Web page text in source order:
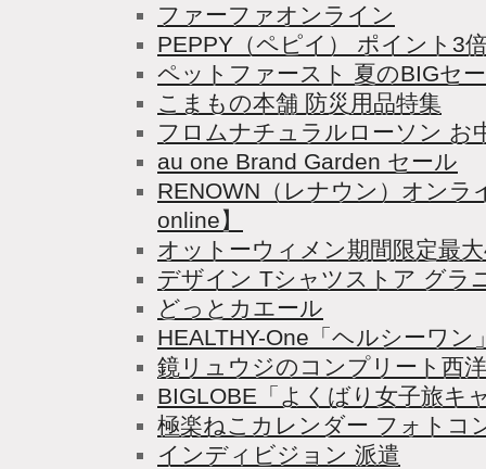
ファーファオンライン
PEPPY（ペピイ） ポイント3
ペットファースト 夏のBIGセ
こまもの本舗 防災用品特集
フロムナチュラルローソン お
au one Brand Garden セール
RENOWN（レナウン）オンラ
online】
オットーウィメン期間限定最
デザイン Tシャツストア グラ
どっとカエール
HEALTHY-One「ヘルシーワン
鏡リュウジのコンプリート西
BIGLOBE「よくばり女子旅キ
極楽ねこカレンダー フォトコ
インディビジョン 派遣